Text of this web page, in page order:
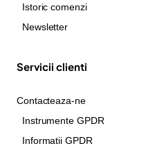
Istoric comenzi
Newsletter
Servicii clienti
Contacteaza-ne
Instrumente GPDR
Informatii GPDR